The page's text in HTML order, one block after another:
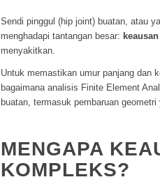
Sendi pinggul (hip joint) buatan, atau
menghadapi tantangan besar:
menyakitkan.
Untuk memastikan umur panjang dan
bagaimana analisis Finite Element
buatan, termasuk pembaruan
MENGAPA
KOMPLEKS?